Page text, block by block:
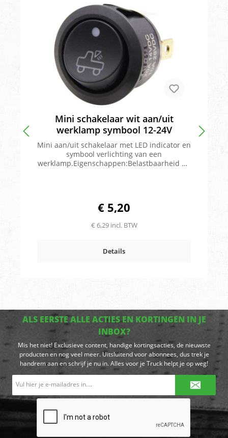
Mini schakelaar wit aan/uit
werklamp symbool 12-24V
Mini aan/uit schakelaar met LED indicator en
symbool verlichting van een
werklamp.Eigenschappen:Belastbaarheid bij
spanning (volt) oftewel een lamp met
2.08 ampèreVlakstekkercontacten: 4.8
Ripca
€ 5,20
€ 6,29 incl. BTW
Details
ALS EERSTE ALLE ACTIES EN KORTINGEN IN JE
INBOX?
Mis het niet! Exclusieve content, handige kortingsacties, de nieuwste
producten en nog veel meer. Uitsluitend voor abonnees, dus trek je
handrem aan en schrijf je nu in. Alles voor je Truck helpt je op weg!